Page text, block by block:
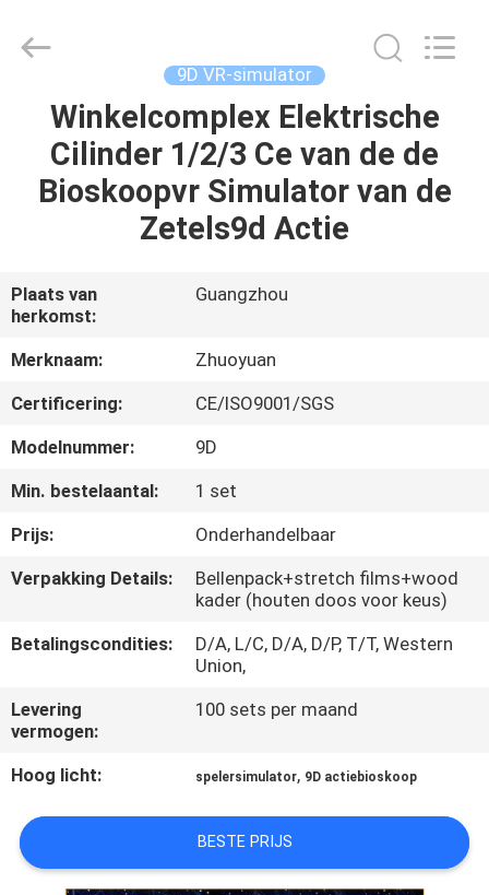
HUIS
PRODUCTEN
SHOW
OVER
ONS
KWALITEITSCONTROLE
CONTACT
ONS
NIEUWS
Co.,Ltd.
9D VR-simulator
Winkelcomplex Elektrische
Cilinder 1/2/3 Ce van de de
Bioskoopvr Simulator van de
Zetels9d Actie
Plaats van
herkomst:
Guangzhou
Merknaam:
Zhuoyuan
Certificering:
CE/ISO9001/SGS
Modelnummer:
9D
Min. bestelaantal:
1 set
Prijs:
Onderhandelbaar
Verpakking Details:
Bellenpack+stretch films+wood
kader (houten doos voor keus)
Betalingscondities:
D/A, L/C, D/A, D/P, T/T, Western
Union,
Levering
vermogen:
100 sets per maand
Hoog licht: spelersimulator, 9D actiebioskoop
BESTE PRIJS